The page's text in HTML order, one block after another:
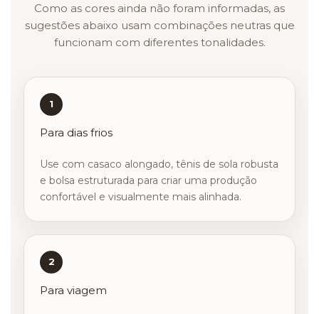
Como as cores ainda não foram informadas, as
sugestões abaixo usam combinações neutras que
funcionam com diferentes tonalidades.
1
Para dias frios
Use com casaco alongado, tênis de sola robusta
e bolsa estruturada para criar uma produção
confortável e visualmente mais alinhada.
2
Para viagem